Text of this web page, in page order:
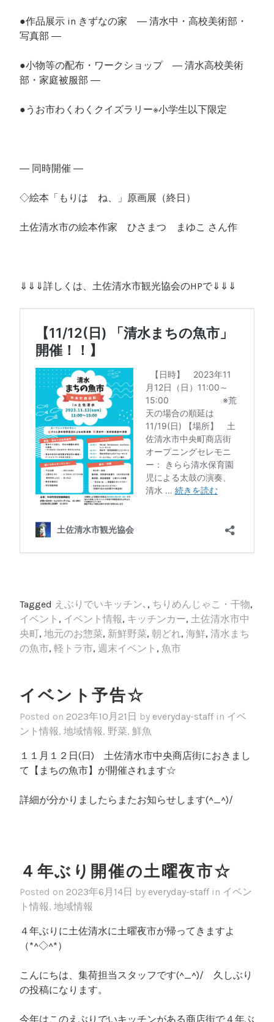
●作品展示 in きずなの家 ― 清水中・高校美術部・
写真部 ―
●小物等の配布・ワークショップ ― 清水高校美術
部・家庭被服部 ―
●うお市わくわくクイズラリー※小学生以下限定
― 同時開催 ―
◇絵本「もりは ね、」原画展（終日）
土佐清水市の絵本作家 ひさまつ まゆこ さん作
⇓⇓⇓詳しくは、土佐清水市観光協会のHPで⇓⇓⇓
Tagged えぶりでいキッチン､ , ちりめんじゃこ・干物,
イベント , イベント情報, キッチンカー, 土佐清水市中
央町, 地元のお惣菜, 新鮮野菜, 朝どれ, 海鮮, 清水まち
の魚市, 軽トラ市, 週末イベント , 魚市
イベント予告☆
Posted on 2023年10月21日 by everyday-staff in イベ
ント情報, 地域情報, 野菜, 鮮魚
１１月１２日(日) 土佐清水市中央商店街におきまし
て【まちの魚市】が開催されます☆
詳細が分かりましたらまたお知らせします(^_^)/
４年ぶり開催の土曜夜市☆
Posted on 2023年6月14日 by everyday-staff in イベン
ト情報, 地域情報
４年ぶりに土佐清水に土曜夜市が帰ってきますよ
（*^◇^*）
こんにちは、集荷担当スタッフです(^_^)/ 久しぶり
の投稿になります。
今年はこのえぶりでいキッチンがある商店街で４年ぶ